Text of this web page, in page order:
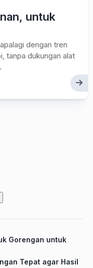
untuk
dengan tren
tanpa dukungan alat
Gorengan untuk
Tepat agar Hasil